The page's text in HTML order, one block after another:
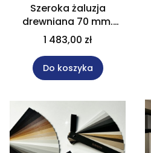
Szeroka żaluzja
drewniana 70 mm.
czarna 140x140 cm Na
wymiar
1 483,00 zł
Do koszyka